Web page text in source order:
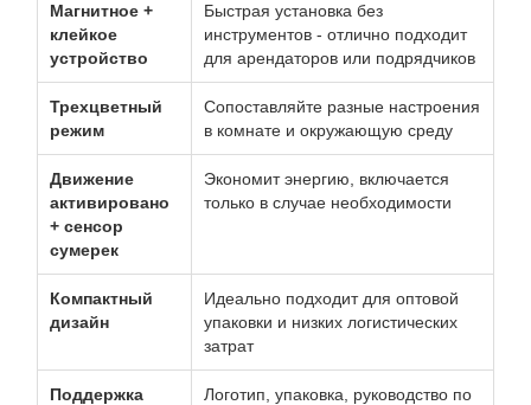
Магнитное +
клейкое
устройство
Быстрая установка без
инструментов - отлично подходит
для арендаторов или подрядчиков
Трехцветный
режим
Сопоставляйте разные настроения
в комнате и окружающую среду
Движение
активировано
+ сенсор
сумерек
Экономит энергию, включается
только в случае необходимости
Компактный
дизайн
Идеально подходит для оптовой
упаковки и низких логистических
затрат
Поддержка
Логотип, упаковка, руководство по